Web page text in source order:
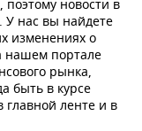
поэтому новости в
У нас вы найдете
изменениях о
нашем портале
рынка,
быть в курсе
главной ленте и в